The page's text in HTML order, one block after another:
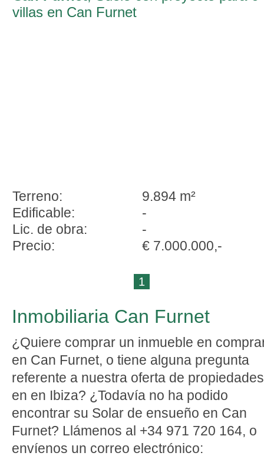
villas en Can Furnet
Terreno:
9.894 m²
Edificable:
-
Lic. de obra:
-
Precio:
€ 7.000.000,-
1
Inmobiliaria Can Furnet
¿Quiere comprar un inmueble en
en Can Furnet, o tiene alguna pregunta
referente a nuestra oferta de propiedades
en en Ibiza? ¿Todavía no ha podido
encontrar su Solar de ensueño en Can
Furnet? Llámenos al +34 971 720 164, o
envíenos un correo electrónico: